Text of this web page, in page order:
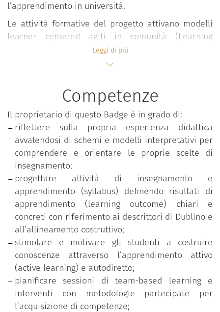
l’apprendimento in università.
Le attività formative del progetto attivano modelli
learner centered agiti in comunità (Learning
Community) all’interno dei quali, in forma
interdisciplinare e partecipativa, si sviluppano
valori, approcci, esperienze e pratiche didattiche
valorizzando l’apporto attivo degli studenti.
Il percorso si snoda in ambienti flipped e si sviluppa
in forma modulare attraverso seminari, lezioni e
workshop condotti in co-teaching da docenti
esperti.
Le tematiche affrontate riguardano:
Progettazione della didattica;
Costruzione di un syllabus student centered;
Metodologie e approcci di active learning;
Team based learning;
Micro-teaching e feedback tra pari;
Tecnologie e ambienti per la didattica;
Valutazione didattica;
Assessment of/for learning;
Prove oggettive e rubriche di valutazione.
Leggi di più
Competenze
Il proprietario di questo Badge è in grado di:
riflettere sulla propria esperienza didattica
avvalendosi di schemi e modelli interpretativi per
comprendere e orientare le proprie scelte di
insegnamento;
progettare attività di insegnamento e
apprendimento (syllabus) definendo risultati di
apprendimento (learning outcome) chiari e
concreti con riferimento ai descrittori di Dublino e
all’allineamento costruttivo;
stimolare e motivare gli studenti a costruire
conoscenze attraverso l’apprendimento attivo
(active learning) e autodiretto;
pianificare sessioni di team-based learning e
interventi con metodologie partecipate per
l’acquisizione di competenze;